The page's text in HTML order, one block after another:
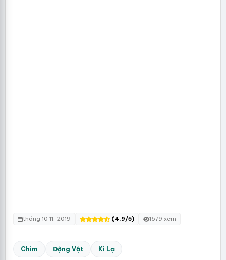
tháng 10 11, 2019 (4.9/5) 1579 xem
Chim Động Vật Kì Lạ